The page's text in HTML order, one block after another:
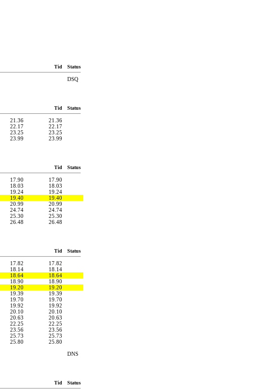
Tid Status
DSQ
Tid Status
21.36
21.36
22.17
22.17
23.25
23.25
23.99 23.99
Tid Status
17.90
17.90
18.03
18.03
19.24
19.24
19.40
19.40
20.99
20.99
24.74
24.74
25.30
25.30
26.48 26.48
Tid Status
17.82
17.82
18.14
18.14
18.64
18.64
18.90
18.90
19.20
19.20
19.39
19.39
19.70
19.70
19.92
19.92
20.10
20.10
20.63
20.63
22.25
22.25
23.56
23.56
25.73
25.73
25.80
25.80
DNS
Tid Status